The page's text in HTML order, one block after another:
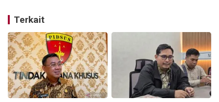
Terkait